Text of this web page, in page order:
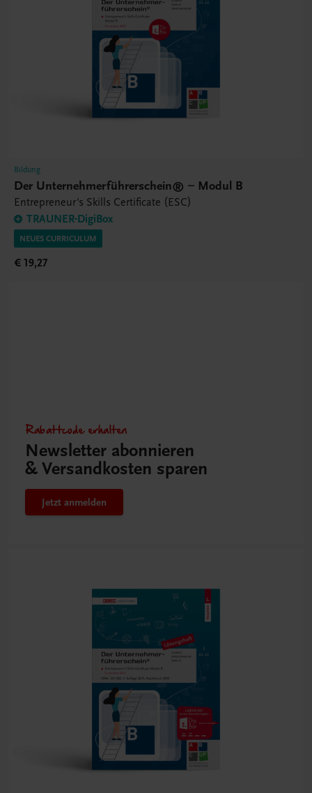
Bildung
Der Unternehmerführerschein® – Modul B
Entrepreneur's Skills Certificate (ESC)
TRAUNER-DigiBox
NEUES CURRICULUM
€ 19,27
Rabattcode erhalten
Newsletter abonnieren
& Versandkosten sparen
Jetzt anmelden